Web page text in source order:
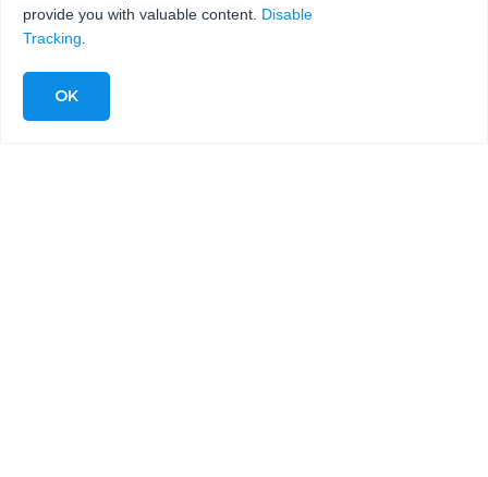
provide you with valuable content. Disable
Tracking